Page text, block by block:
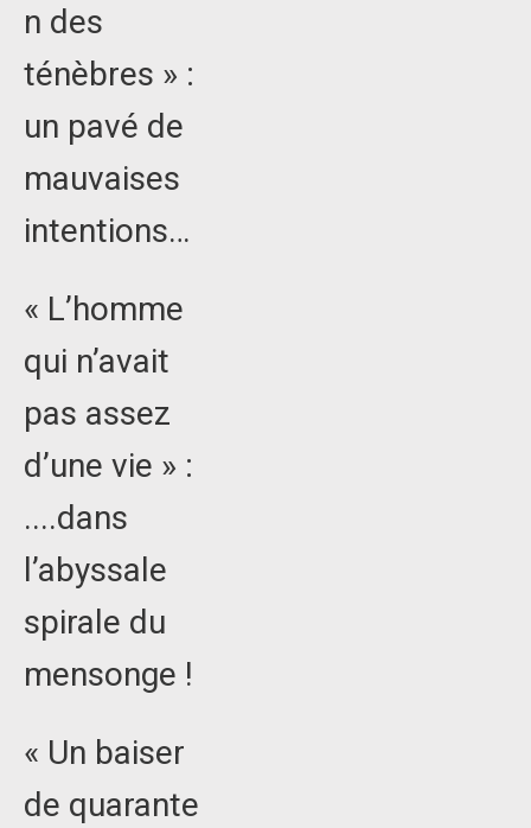
n des
ténèbres » :
un pavé de
mauvaises
intentions…
« L’homme
qui n’avait
pas assez
d’une vie » :
....dans
l’abyssale
spirale du
mensonge !
« Un baiser
de quarante